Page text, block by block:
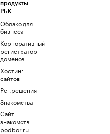
продукты
РБК
Облако для
бизнеса
Корпоративный
регистратор
доменов
Хостинг
сайтов
Рег.решения
Знакомства
Сайт
знакомств
podbor.ru